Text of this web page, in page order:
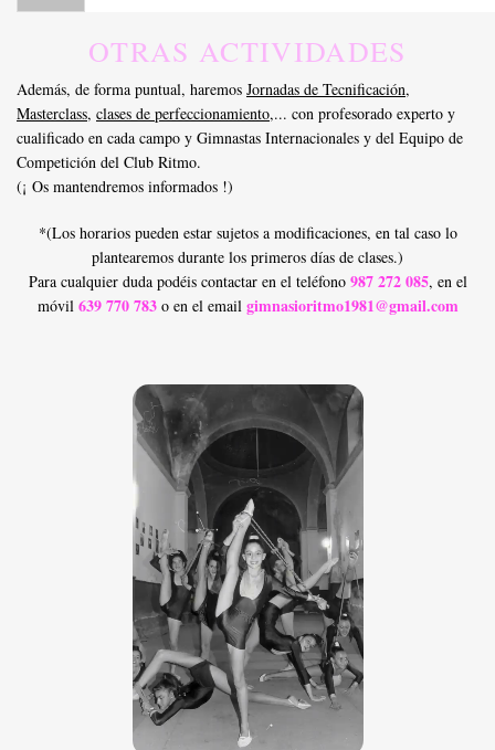
OTRAS ACTIVIDADES
Además, de forma puntual, haremos Jornadas de Tecnificación,
Masterclass, clases de perfeccionamiento,... con profesorado experto y
cualificado en cada campo y Gimnastas Internacionales y del Equipo de
Competición del Club Ritmo.
(¡ Os mantendremos informados !)
*(Los horarios pueden estar sujetos a modificaciones, en tal caso lo
plantearemos durante los primeros días de clases.)
Para cualquier duda podéis contactar en el teléfono 987 272 085, en el
móvil 639 770 783o en el email gimnasioritmo1981@gmail.com